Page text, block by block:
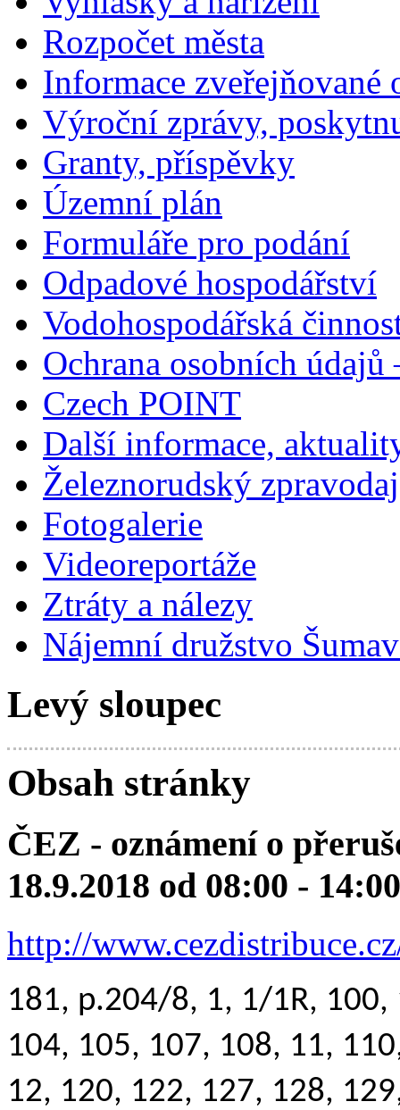
Rozpočet města
Informace zveřejňované
Výroční zprávy,
Granty, příspěvky
Územní plán
Formuláře pro podání
Odpadové hospodářství
Vodohospodářská
Ochrana osobních údajů
Czech POINT
Další informace,
Železnorudský zpravodaj
Fotogalerie
Videoreportáže
Ztráty a nálezy
Nájemní družstvo
Levý sloupec
Obsah stránky
ČEZ - oznámení o
18.9.2018 od 08:00 -
http://
181, p.204/8, 1, 1/1R,
104, 105, 107, 108, 11,
12, 120, 122, 127, 128,